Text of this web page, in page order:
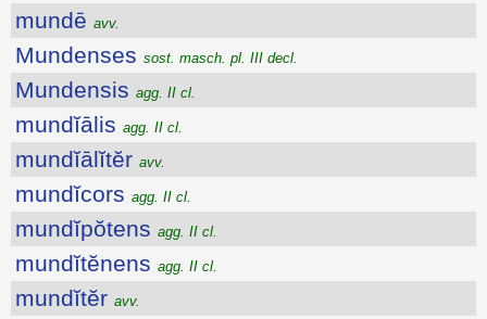
mundē avv.
Mundenses sost. masch. pl. III decl.
Mundensis agg. II cl.
mundĭālis agg. II cl.
mundĭālĭtĕr avv.
mundĭcors agg. II cl.
mundĭpŏtens agg. II cl.
mundĭtĕnens agg. II cl.
mundĭtĕr avv.